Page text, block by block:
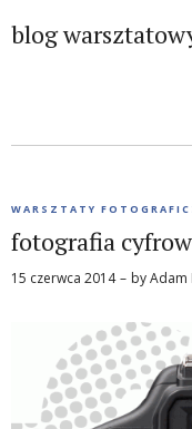
blog
WARSZTATY
fotografia
15 czerwca 2014 byAdam